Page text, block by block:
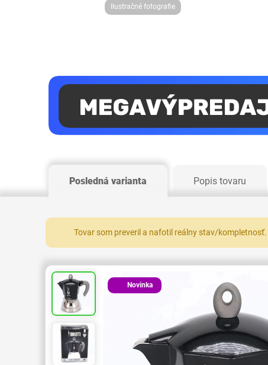
Ilustračné fotografie
Posledná varianta Popis tovaru
Tovar som preveril a nafotil reálny stav/kompletnosť.
Novinka